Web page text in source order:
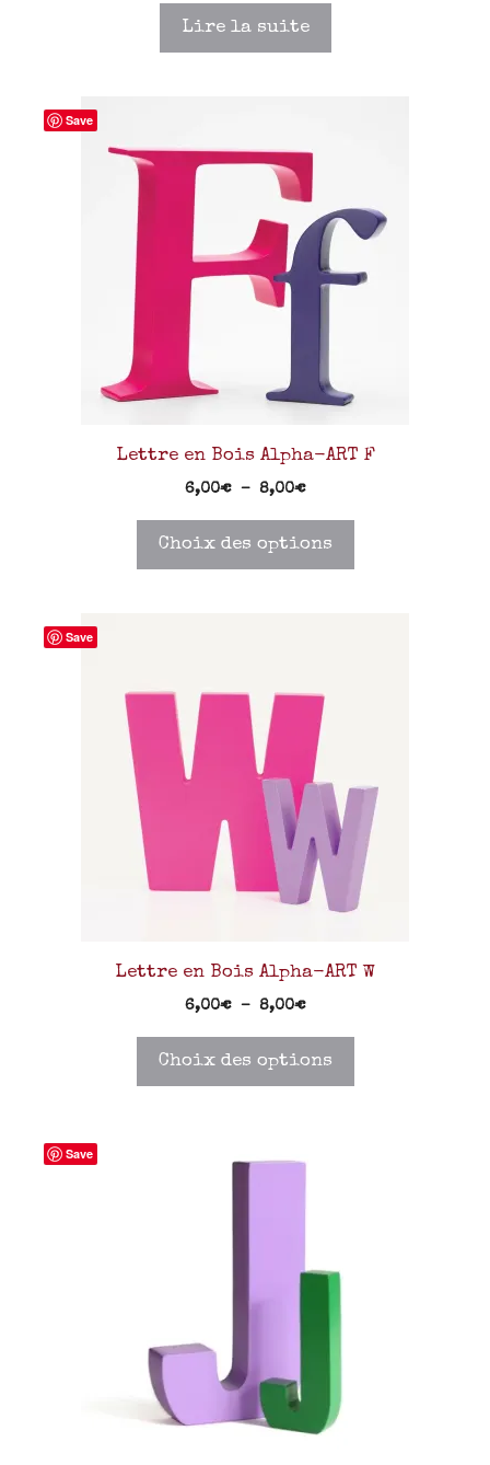
Lire la suite
Save
Lettre en Bois Alpha-ART F
6,00€ – 8,00€
Choix des options
Save
Lettre en Bois Alpha-ART W
6,00€ – 8,00€
Choix des options
Save